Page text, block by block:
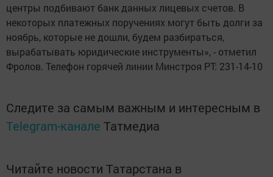
центры подбивают банк данных лицевых счетов. В
некоторых платежных поручениях могут быть долги за
ноябрь, которые не дошли, будем разбираться,
вырабатывать юридические инструменты», - отметил
Фролов. Телефон горячей линии Минстроя РТ: 231-14-10
Следите за самым важным и интересным в
Telegram-канале Татмедиа
Читайте новости Татарстана в